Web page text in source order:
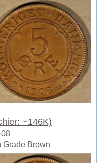
~146K)
Grade Brown